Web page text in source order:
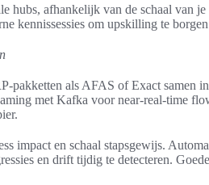
hubs, afhankelijk van de schaal van
kennissessies om upskilling te
pakketten als AFAS of Exact samen
met Kafka voor near‑real‑time
impact en schaal stapsgewijs.
en drift tijdig te detecteren.